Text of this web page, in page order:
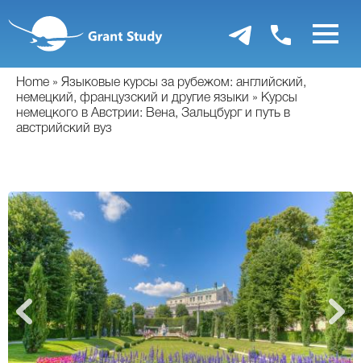
основному
содержанию
Home
Языковые курсы за рубежом: английский,
немецкий, французский и другие языки
Курсы
немецкого в Австрии: Вена, Зальцбург и путь в
австрийский вуз